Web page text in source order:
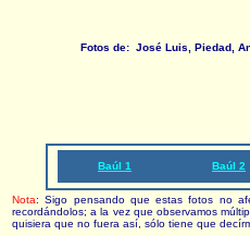
Fotos de: José Luis, Piedad,
Baúl 1 Baúl 2
Nota: Sigo pensando que estas fotos no
recordándolos; a la vez que observamos
quisiera que no fuera así, sólo tiene que